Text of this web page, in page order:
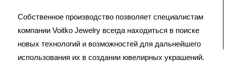
Собственное производство позволяет специалистам
компании Voitko Jewelry всегда находиться в поиске
новых технологий и возможностей для дальнейшего
использования их в создании ювелирных украшений.